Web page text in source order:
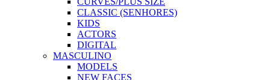
CLASSIC (SENHORES)
KIDS
ACTORS
DIGITAL
MASCULINO
MODELS
NEW FACES